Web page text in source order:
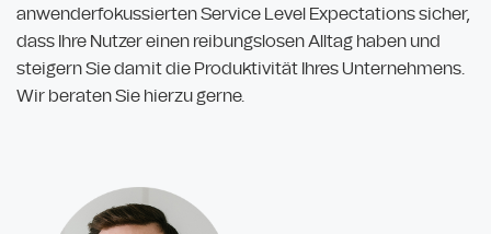
anwenderfokussierten Service Level Expectations sicher,
dass Ihre Nutzer einen reibungslosen Alltag haben und
steigern Sie damit die Produktivität Ihres Unternehmens.
Wir beraten Sie hierzu gerne.